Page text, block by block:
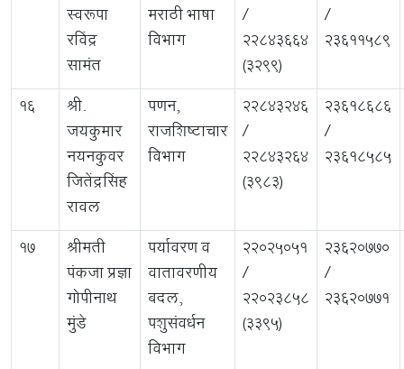
स्वरूपा
रविंद्र
सामंत
मराठी भाषा
विभाग
/
22843664
(3299)
/
23611589
16
श्री.
जयकुमार
नयनकुवर
जितेंद्रसिंह
रावल
पणन,
राजशिष्टाचार
विभाग
22843246
/
22843264
(3983)
23618686
/
23618585
17
श्रीमती
पंकजा प्रज्ञा
गोपीनाथ
मुंडे
पर्यावरण व
वातावरणीय
बदल,
पशुसंवर्धन
विभाग
22025051
/
22023858
(3395)
23620770
/
23620771